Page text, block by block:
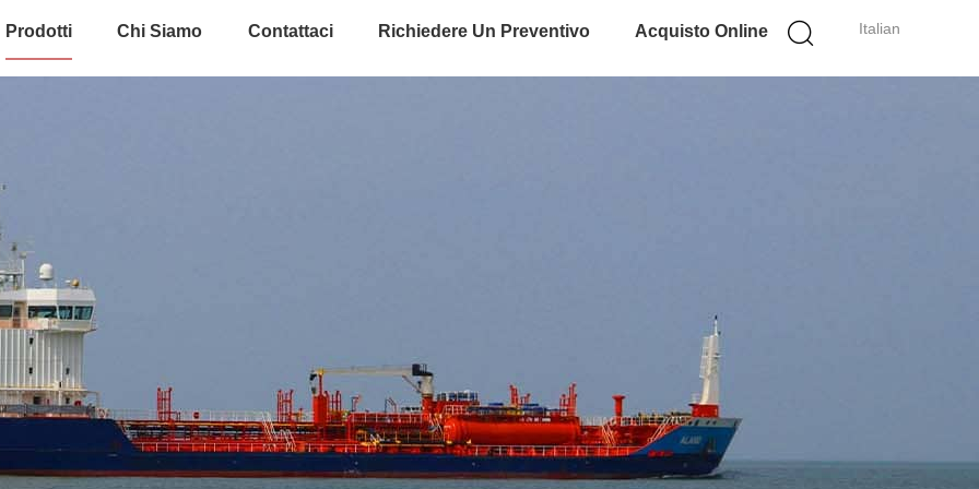
Italian
Prodotti Chi Siamo Contattaci Richiedere Un Preventivo Acquisto Online